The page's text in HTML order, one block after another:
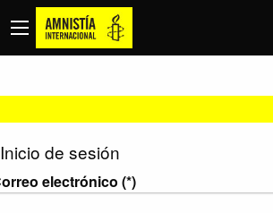
Inicio de sesión
electrónico (*)